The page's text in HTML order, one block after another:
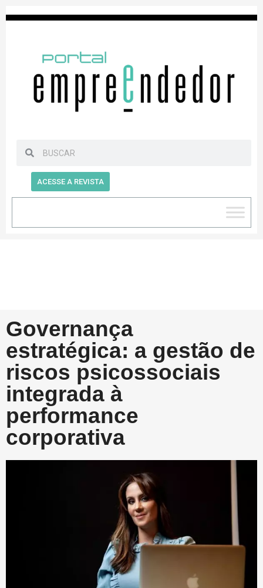
ACESSE A REVISTA
Governança
estratégica: a gestão de
riscos psicossociais
integrada à
performance
corporativa